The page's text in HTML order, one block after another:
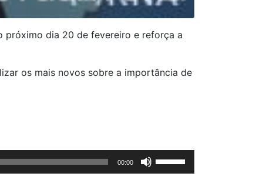
próximo dia 20 de fevereiro e reforça a
os mais novos sobre a importância de
00:00